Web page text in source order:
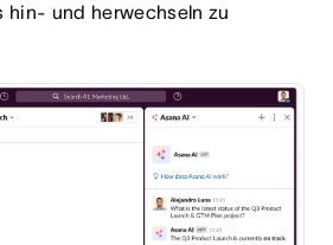
hin- und herwechseln zu